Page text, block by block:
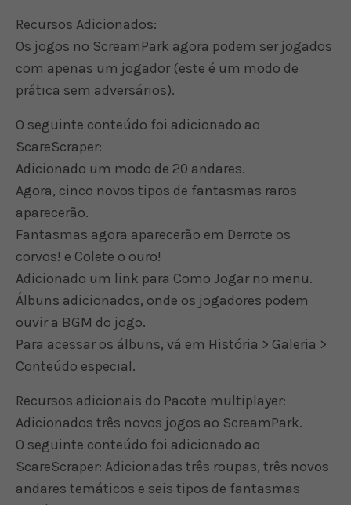
Recursos Adicionados:
Os jogos no ScreamPark agora podem ser jogados
com apenas um jogador (este é um modo de
prática sem adversários).
O seguinte conteúdo foi adicionado ao
ScareScraper:
Adicionado um modo de 20 andares.
Agora, cinco novos tipos de fantasmas raros
aparecerão.
Fantasmas agora aparecerão em Derrote os
corvos! e Colete o ouro!
Adicionado um link para Como Jogar no menu.
Álbuns adicionados, onde os jogadores podem
ouvir a BGM do jogo.
Para acessar os álbuns, vá em História > Galeria >
Conteúdo especial.
Recursos adicionais do Pacote multiplayer:
Adicionados três novos jogos ao ScreamPark.
O seguinte conteúdo foi adicionado ao
ScareScraper: Adicionadas três roupas, três novos
andares temáticos e seis tipos de fantasmas